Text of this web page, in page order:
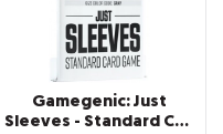
Gamegenic: Just
Sleeves - Standard Card Game Sleeves (66x91 mm), 50 sztuk